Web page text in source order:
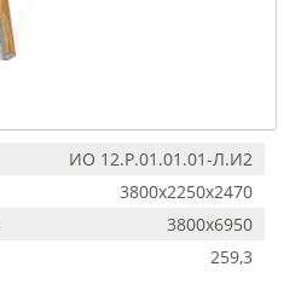
ИО 12.Р.01.01.01-Л.И2
3800х2250х2470
3800х6950
259,3